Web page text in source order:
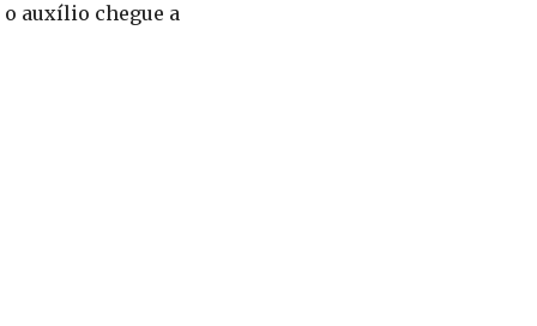
auxílio chegue a